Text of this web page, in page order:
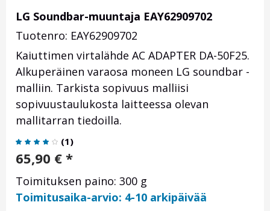
LG Soundbar-muuntaja EAY62909702
Tuotenro: EAY62909702
Kaiuttimen virtalähde AC ADAPTER DA-50F25.
Alkuperäinen varaosa moneen LG soundbar -
malliin. Tarkista sopivuus malliisi
sopivuustaulukosta laitteessa olevan
mallitarran tiedoilla.
(1)
65,90 € *
Toimituksen paino: 300 g
Toimitusaika-arvio: 4-10 arkipäivää